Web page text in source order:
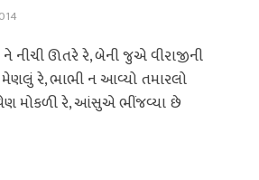
નીચી ઊતરે રે, બેની જુએ વીરાજીની
રે, ભાભી ન આવ્યો તમારલો
મોકળી રે, આંસુએ ભીંજવ્યા છે